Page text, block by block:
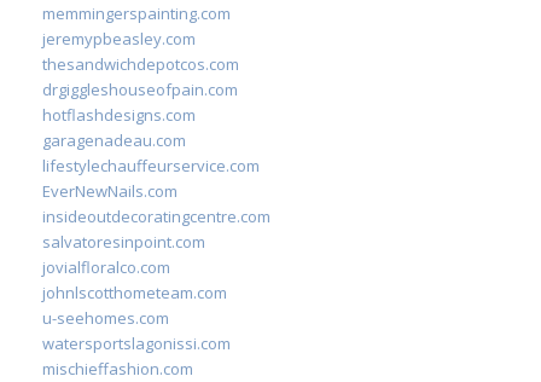
memmingerspainting.com
jeremypbeasley.com
thesandwichdepotcos.com
drgiggleshouseofpain.com
hotflashdesigns.com
garagenadeau.com
lifestylechauffeurservice.com
EverNewNails.com
insideoutdecoratingcentre.com
salvatoresinpoint.com
jovialfloralco.com
johnlscotthometeam.com
u-seehomes.com
watersportslagonissi.com
mischieffashion.com